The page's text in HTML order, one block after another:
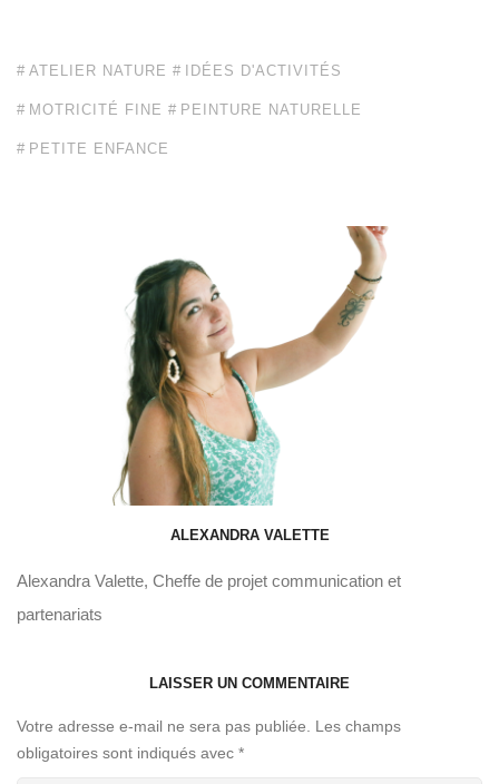
ATELIER NATURE IDÉES D'ACTIVITÉS
MOTRICITÉ FINE PEINTURE NATURELLE
PETITE ENFANCE
ALEXANDRA VALETTE
Alexandra Valette, Cheffe de projet communication et
partenariats
LAISSER UN COMMENTAIRE
Votre adresse e-mail ne sera pas publiée.
Les champs
obligatoires sont indiqués avec *